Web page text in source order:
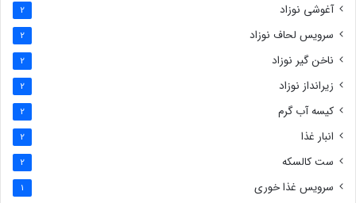
آغوشی نوزاد 2
سرویس لحاف نوزاد 2
ناخن گیر نوزاد 2
زیرانداز نوزاد 2
کیسه آب گرم 2
انبار غذا 2
ست کالسکه 2
سرویس غذا خوری 1